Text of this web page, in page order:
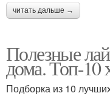
читать дальше →
Полезные
дома. Топ-10
Подборка из 10